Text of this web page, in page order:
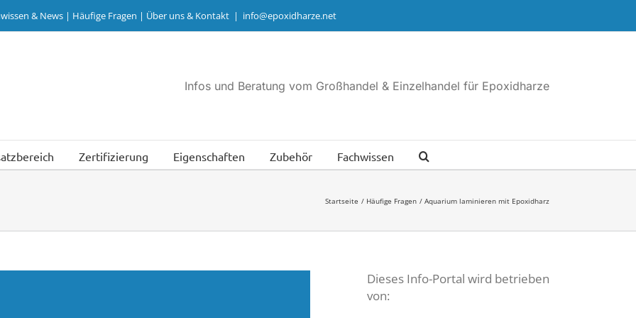
& News | Häufige Fragen | Über uns & Kontakt | info@epoxidharze.net
Infos und Beratung vom Großhandel & Einzelhandel für Epoxidharze
Zertifizierung Eigenschaften Zubehör Fachwissen
Startseite Häufige Fragen Aquarium laminieren mit Epoxidharz
Dieses Info-Portal wird betrieben
von: